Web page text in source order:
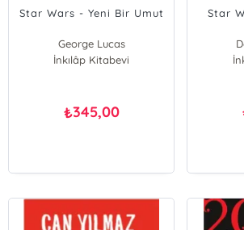
Star Wars - Yeni Bir Umut
George Lucas
İnkılâp Kitabevi
₺345,00
Star